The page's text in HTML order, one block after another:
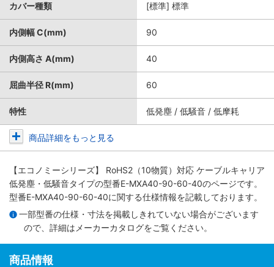
カバー種類 [標準] 標準
内側幅 C(mm) 90
内側高さ A(mm) 40
屈曲半径 R(mm) 60
特性 低発塵 / 低騒音 / 低摩耗
商品詳細をもっと見る
【エコノミーシリーズ】 RoHS2（10物質）対応 ケーブルキャリア
低発塵・低騒音タイプの型番E-MXA40-90-60-40のページです。
型番E-MXA40-90-60-40に関する仕様情報を記載しております。
一部型番の仕様・寸法を掲載しきれていない場合がございます
ので、詳細は メーカーカタログをご覧ください。
商品情報